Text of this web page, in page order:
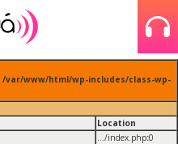
/var/www/html/wp-includes/class-wp-
Location
.../index.php:0